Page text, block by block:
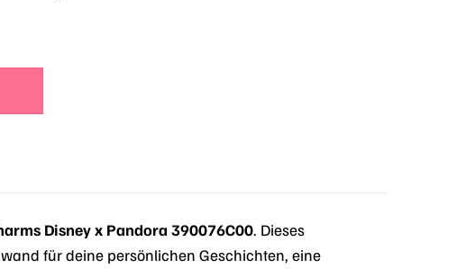
Disney x Pandora 390076C00. Dieses
für deine persönlichen Geschichten, eine